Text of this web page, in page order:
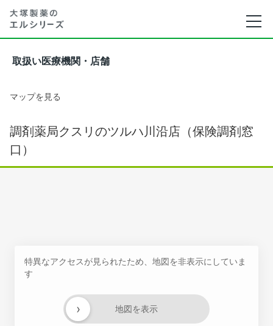
取扱い医療機関・店舗
マップを見る
調剤薬局クスリのツルハ川沿店（保険調剤窓
口）
特異なアクセスが見られたため、地図を非表示にしていま
す
地図を表示
›